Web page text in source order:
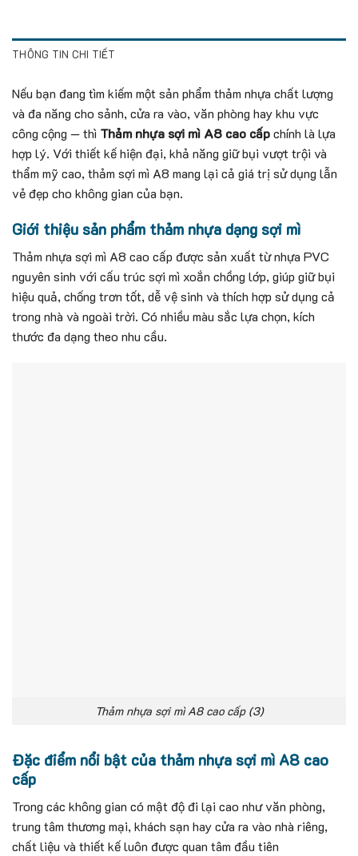
THÔNG TIN CHI TIẾT
Nếu bạn đang tìm kiếm một sản phẩm thảm nhựa chất lượng
và đa năng cho sảnh, cửa ra vào, văn phòng hay khu vực
công cộng — thì Thảm nhựa sợi mì A8 cao cấpchính là lựa
hợp lý. Với thiết kế hiện đại, khả năng giữ bụi vượt trội và
thẩm mỹ cao, thảm sợi mì A8 mang lại cả giá trị sử dụng lẫn
vẻ đẹp cho không gian của bạn.
Giới thiệu sản phẩm thảm nhựa dạng sợi mì
Thảm nhựa sợi mì A8 cao cấp được sản xuất từ nhựa PVC
nguyên sinh với cấu trúc sợi mì xoắn chồng lớp, giúp giữ bụi
hiệu quả, chống trơn tốt, dễ vệ sinh và thích hợp sử dụng cả
trong nhà và ngoài trời. Có nhiều màu sắc lựa chọn, kích
thước đa dạng theo nhu cầu.
Thảm nhựa sợi mì A8 cao cấp (3)
Đặc điểm nổi bật của thảm nhựa sợi mì A8 cao
cấp
Trong các không gian có mật độ đi lại cao như văn phòng,
trung tâm thương mại, khách sạn hay cửa ra vào nhà riêng,
chất liệu và thiết kế luôn được quan tâm đầu tiên